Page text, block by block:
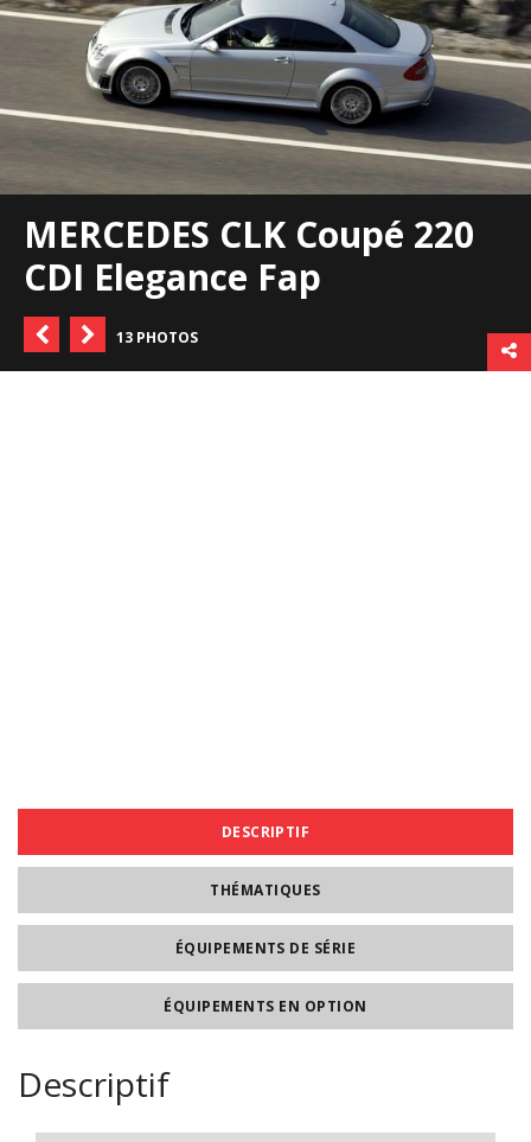
MERCEDES CLK Coupé 220
CDI Elegance Fap
13 PHOTOS
DESCRIPTIF
THÉMATIQUES
ÉQUIPEMENTS DE SÉRIE
ÉQUIPEMENTS EN OPTION
Descriptif